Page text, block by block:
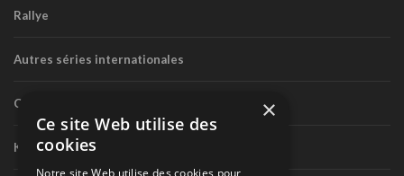
Rallye
Autres séries internationales
Circuit routier canadien
Karting
×
Ce site Web utilise des
cookies
Notre site Web utilise des cookies pour